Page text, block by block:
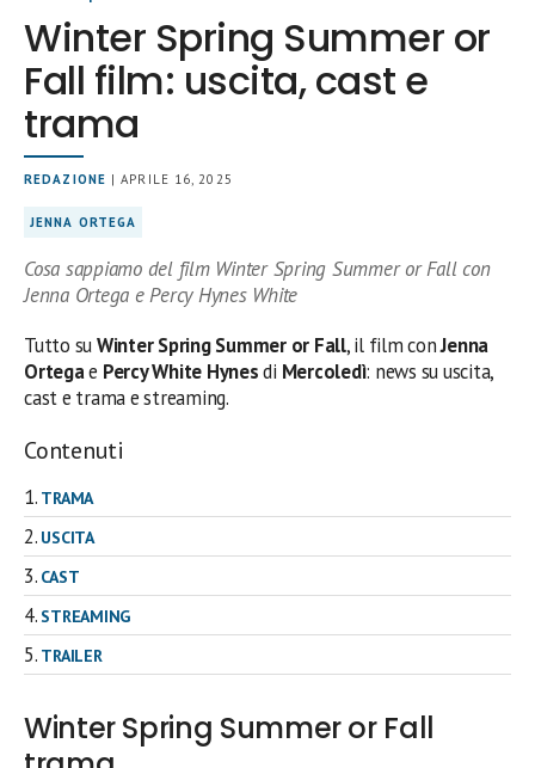
Winter Spring Summer or
Fall film: uscita, cast e
trama
REDAZIONE | APRILE 16, 2025
JENNA ORTEGA
Cosa sappiamo del film Winter Spring Summer or Fall con
Jenna Ortega e Percy Hynes White
Tutto suWinter Spring Summer or Fall, il film conJenna
Ortegae Percy White Hynesdi Mercoledì: news su uscita,
cast e trama e streaming.
Contenuti
TRAMA
USCITA
CAST
STREAMING
TRAILER
Winter Spring Summer or Fall